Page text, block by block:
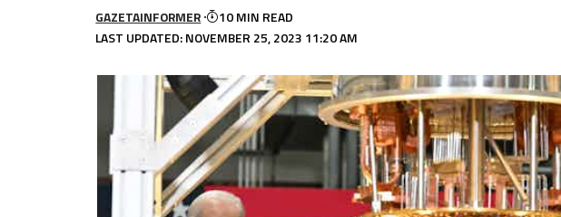
LAST UPDATED: NOVEMBER 25, 2023 11:20 AM
GAZETAINFORMER 10 MIN READ